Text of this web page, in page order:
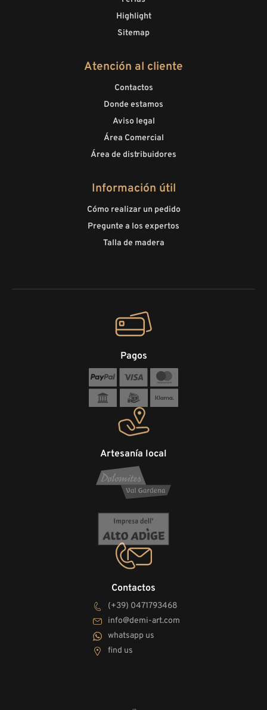
Highlight
Sitemap
Atención al cliente
Contactos
Donde estamos
Aviso legal
Área Comercial
Área de distribuidores
Información útil
Cómo realizar un pedido
Pregunte a los expertos
Talla de madera
Contactos
(+39) 0471793468
info@demi-art.com
whatsapp us
find us
Artesanía local
Pagos